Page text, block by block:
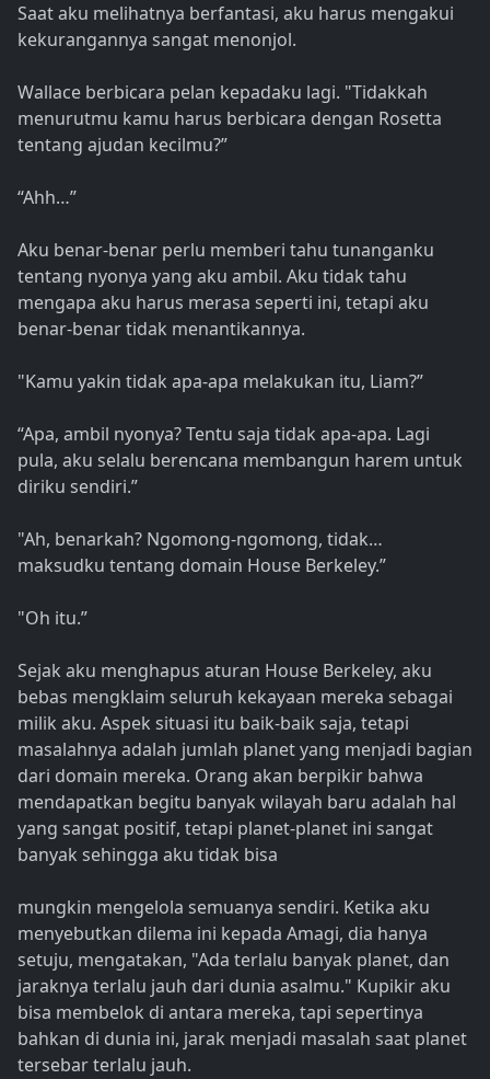
Saat aku melihatnya berfantasi, aku harus mengakui
kekurangannya sangat menonjol.
Wallace berbicara pelan kepadaku lagi. "Tidakkah
menurutmu kamu harus berbicara dengan Rosetta
tentang ajudan kecilmu?”
“Ahh…”
Aku benar-benar perlu memberi tahu tunanganku
tentang nyonya yang aku ambil. Aku tidak tahu
mengapa aku harus merasa seperti ini, tetapi aku
benar-benar tidak menantikannya.
"Kamu yakin tidak apa-apa melakukan itu, Liam?”
“Apa, ambil nyonya? Tentu saja tidak apa-apa. Lagi
pula, aku selalu berencana membangun harem untuk
diriku sendiri.”
"Ah, benarkah? Ngomong-ngomong, tidak…
maksudku tentang domain House Berkeley.”
"Oh itu.”
Sejak aku menghapus aturan House Berkeley, aku
bebas mengklaim seluruh kekayaan mereka sebagai
milik aku. Aspek situasi itu baik-baik saja, tetapi
masalahnya adalah jumlah planet yang menjadi bagian
dari domain mereka. Orang akan berpikir bahwa
mendapatkan begitu banyak wilayah baru adalah hal
yang sangat positif, tetapi planet-planet ini sangat
banyak sehingga aku tidak bisa
mungkin mengelola semuanya sendiri. Ketika aku
menyebutkan dilema ini kepada Amagi, dia hanya
setuju, mengatakan, "Ada terlalu banyak planet, dan
jaraknya terlalu jauh dari dunia asalmu." Kupikir aku
bisa membelok di antara mereka, tapi sepertinya
bahkan di dunia ini, jarak menjadi masalah saat planet
tersebar terlalu jauh.